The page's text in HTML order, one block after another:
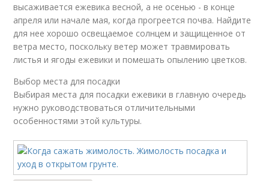
высаживается ежевика весной, а не осенью - в конце
апреля или начале мая, когда прогреется почва. Найдите
для нее хорошо освещаемое солнцем и защищенное от
ветра место, поскольку ветер может травмировать
листья и ягоды ежевики и помешать опылению цветков.
Выбор места для посадки
Выбирая места для посадки ежевики в главную очередь
нужно руководствоваться отличительными
особенностями этой культуры.